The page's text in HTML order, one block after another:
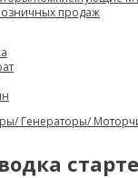
продаж
Генераторы/